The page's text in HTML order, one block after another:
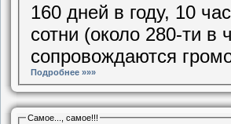
160 дней в году, 10
сотни (около 280-ти в
сопровождаются
Подробнее »»»
Самое..., самое!!!